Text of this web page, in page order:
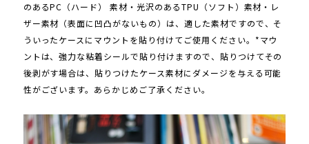
のあるPC（ハード） 素材・光沢のあるTPU（ソフト）素材・レ
ザー素材（表面に凹凸がないもの）は、適した素材ですので、そ
ういったケースにマウントを貼り付けてご使用ください。*マウ
ントは、強力な粘着シールで貼り付けますので、貼りつけてその
後剥がす場合は、貼りつけたケース素材にダメージを与える可能
性がございます。あらかじめご了承ください。